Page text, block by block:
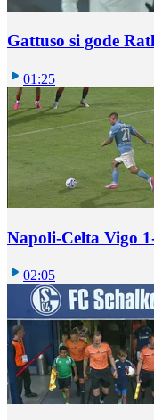
Gattuso si gode
01:25
Napoli-Celta Vigo
02:05